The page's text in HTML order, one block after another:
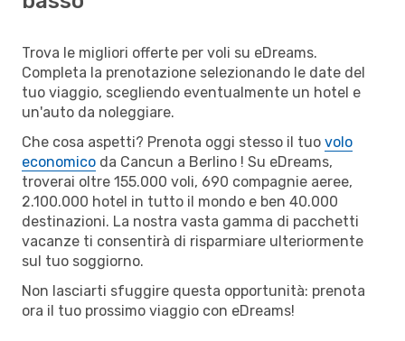
Trova le migliori offerte per voli su eDreams.
Completa la prenotazione selezionando le date del
tuo viaggio, scegliendo eventualmente un hotel e
un'auto da noleggiare.
Che cosa aspetti? Prenota oggi stesso il tuo volo
economico da Cancun a Berlino ! Su eDreams,
troverai oltre 155.000 voli, 690 compagnie aeree,
2.100.000 hotel in tutto il mondo e ben 40.000
destinazioni. La nostra vasta gamma di pacchetti
vacanze ti consentirà di risparmiare ulteriormente
sul tuo soggiorno.
Non lasciarti sfuggire questa opportunità: prenota
ora il tuo prossimo viaggio con eDreams!